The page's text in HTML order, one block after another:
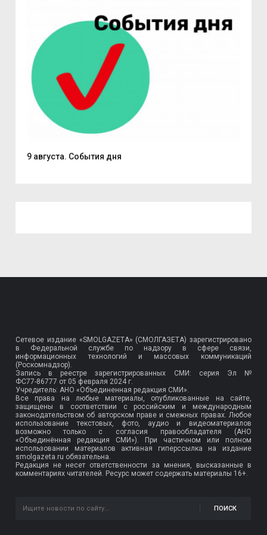
9 августа. События дня
Сетевое издание «SMOLGAZETA» (СМОЛГАЗЕТА) зарегистрировано
в Федеральной службе по надзору в сфере связи,
информационных технологий и массовых коммуникаций
(Роскомнадзор).
Запись в реестре зарегистрированных СМИ: серия Эл №
ФС77-86777 от 05 февраля 2024 г.
Учредитель: АНО «Объединенная редакция СМИ».
Все права на любые материалы, опубликованные на сайте,
защищены в соответствии с российским и международным
законодательством об авторском праве и смежных правах. Любое
использование текстовых, фото, аудио и видеоматериалов
возможно только с согласия правообладателя (АНО
«Объединённая редакция СМИ»). При частичном или полном
использовании материалов активная гиперссылка на издание
smolgazeta.ru обязательна.
Редакция не несет ответственности за мнения, высказанные в
комментариях читателей. Ресурс может содержать материалы 16+.
ПОИСК